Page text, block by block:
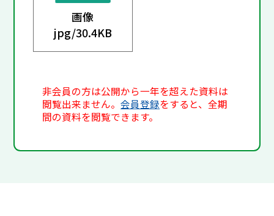
画像
jpg/30.4KB
非会員の方は公開から一年を超えた資料は
閲覧出来ません。会員登録をすると、全期
間の資料を閲覧できます。